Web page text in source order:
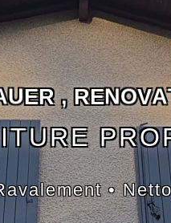
UER , RENOVA
•